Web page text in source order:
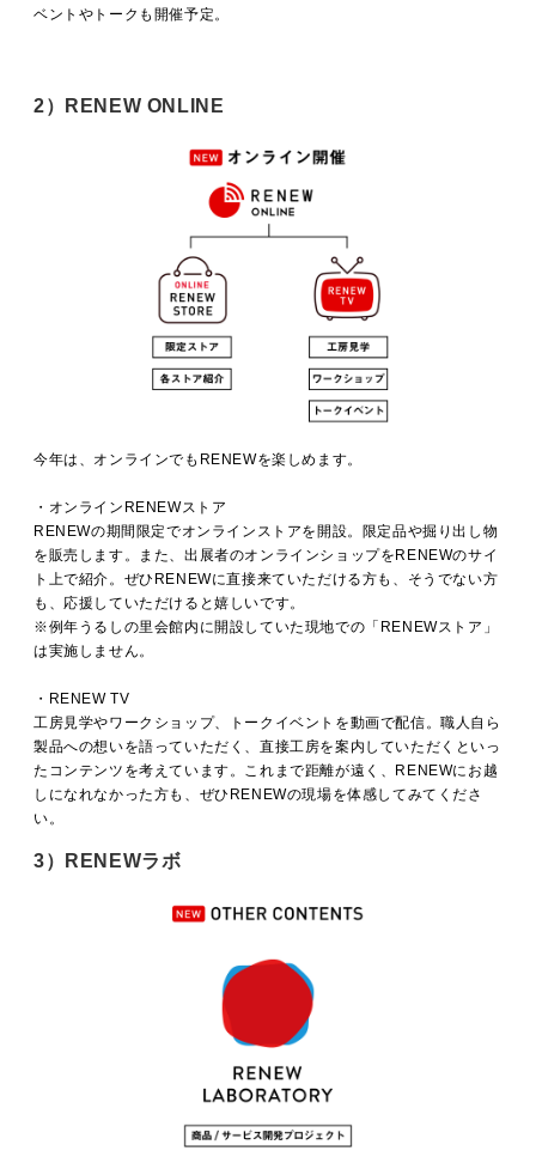
ベントやトークも開催予定。
2）RENEW ONLINE
今年は、オンラインでもRENEWを楽しめます。
・オンラインRENEWストア
RENEWの期間限定でオンラインストアを開設。限定品や掘り出し物
を販売します。また、出展者のオンラインショップをRENEWのサイ
ト上で紹介。ぜひRENEWに直接来ていただける方も、そうでない方
も、応援していただけると嬉しいです。
※例年うるしの里会館内に開設していた現地での「RENEWストア」
は実施しません。
・RENEW TV
工房見学やワークショップ、トークイベントを動画で配信。職人自ら
製品への想いを語っていただく、直接工房を案内していただくといっ
たコンテンツを考えています。これまで距離が遠く、RENEWにお越
しになれなかった方も、ぜひRENEWの現場を体感してみてくださ
い。
3）RENEWラボ